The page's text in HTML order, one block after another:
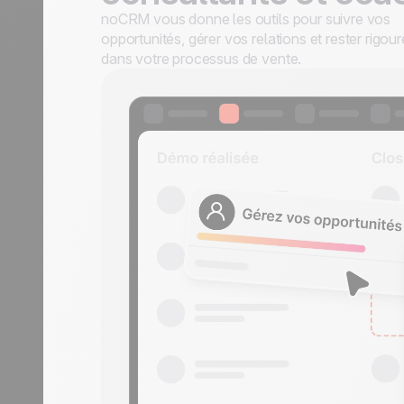
noCRM vous donne les outils pour suivre vos
opportunités, gérer vos relations et rester
dans votre processus de vente.